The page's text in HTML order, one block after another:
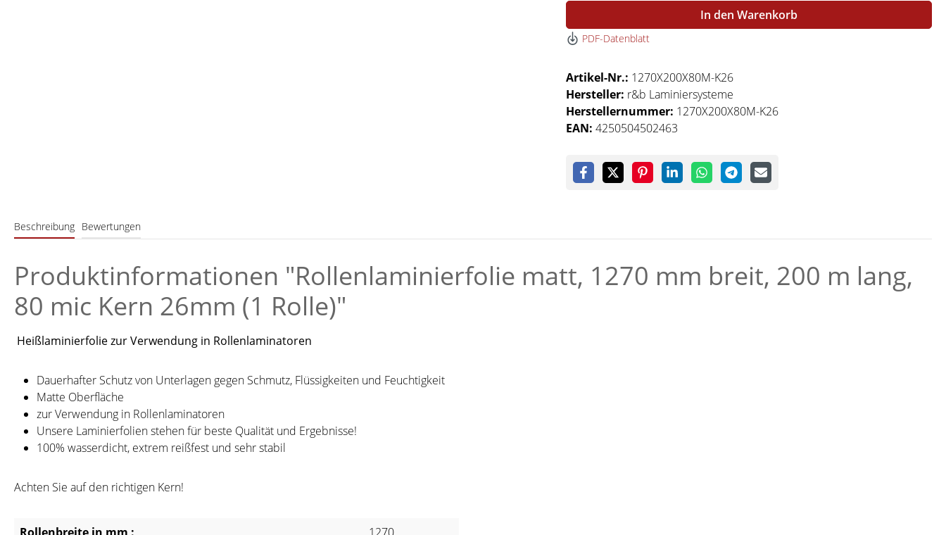
In den Warenkorb
PDF-Datenblatt
Artikel-Nr.: 1270X200X80M-K26
Hersteller: r&b Laminiersysteme
Herstellernummer: 1270X200X80M-K26
EAN: 4250504502463
Beschreibung Bewertungen
Produktinformationen "Rollenlaminierfolie matt, 1270 mm breit, 200 m lang,
80 mic Kern 26mm (1 Rolle)"
Heißlaminierfolie zur Verwendung in Rollenlaminatoren
Dauerhafter Schutz von Unterlagen gegen Schmutz, Flüssigkeiten und Feuchtigkeit
Matte Oberfläche
zur Verwendung in Rollenlaminatoren
Unsere Laminierfolien stehen für beste Qualität und Ergebnisse!
100% wasserdicht, extrem reißfest und sehr stabil
Achten Sie auf den richtigen Kern!